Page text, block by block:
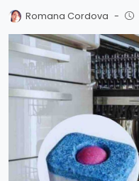
Romana Cordova -